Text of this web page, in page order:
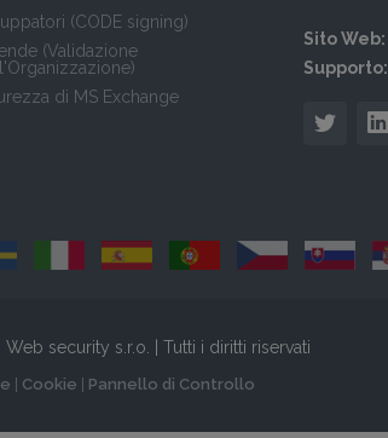
(CODE signing)
(Validazione
di MS Exchange
Sito Web:
Supporto:
security s.r.o. | Tutti i diritti riservati
Cookie Pannello di Controllo